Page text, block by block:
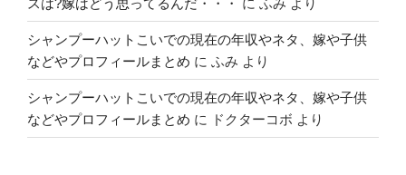
シャンプーハットこいでの現在の年収やネタ、嫁や子供
などやプロフィールまとめ に ふみ より
シャンプーハットこいでの現在の年収やネタ、嫁や子供
などやプロフィールまとめ に ドクターコボ より